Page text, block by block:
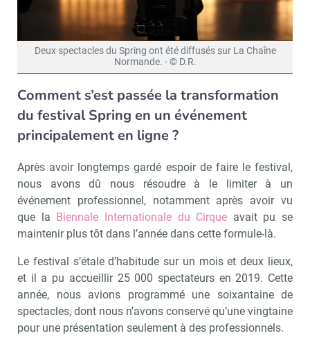
Deux spectacles du Spring ont été diffusés sur La Chaîne
Normande. - © D.R.
Comment s’est passée la transformation
du festival Spring en un événement
principalement en ligne ?
Après avoir longtemps gardé espoir de faire le festival,
nous avons dû nous résoudre à le limiter à un
événement professionnel, notamment après avoir vu
que la Biennale Internationale du Cirque avait pu se
maintenir plus tôt dans l’année dans cette formule-là.
Le festival s’étale d’habitude sur un mois et deux lieux,
et il a pu accueillir 25 000 spectateurs en 2019. Cette
année, nous avions programmé une soixantaine de
spectacles, dont nous n’avons conservé qu’une vingtaine
pour une présentation seulement à des professionnels.